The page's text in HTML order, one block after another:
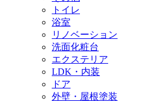
トイレ
浴室
リノベーション
洗面化粧台
エクステリア
LDK・内装
ドア
外壁・屋根塗装